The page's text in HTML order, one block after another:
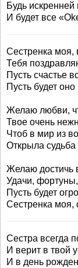
Будь
И будет все
Сестренка моя,
Тебя
Пусть счастье
Пусть будет
Желаю любви,
Твое очень
Чтоб в мир из
Открыла судьба
Желаю достичь
Удачи,
Пусть будет
Сестренка моя,
Сестра всегда
И верит в твой
И в день